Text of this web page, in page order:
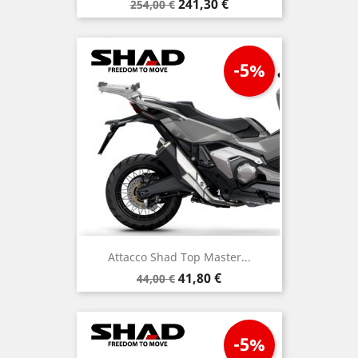
base
254,00 € 241,30 €
Attacco Shad Top Master...
Prezzo
base
44,00 €
-5%
Prezzo
41,80 €
-5%